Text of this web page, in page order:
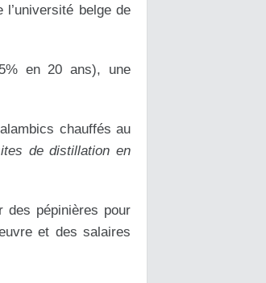
belge de
en 20 ans), une
chauffés au
de distillation en
des pépinières pour
et des salaires